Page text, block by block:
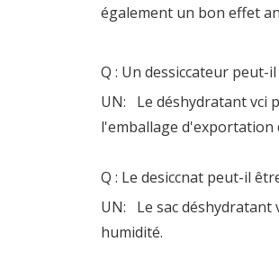
également un bon effet
Q : Un dessiccateur peut-
UN:
Le déshydratant vci
l'emballage d'exportation
Q : Le desiccnat peut-il
UN:
Le sac
humidité.